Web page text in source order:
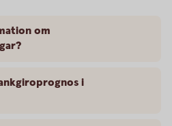
om
i